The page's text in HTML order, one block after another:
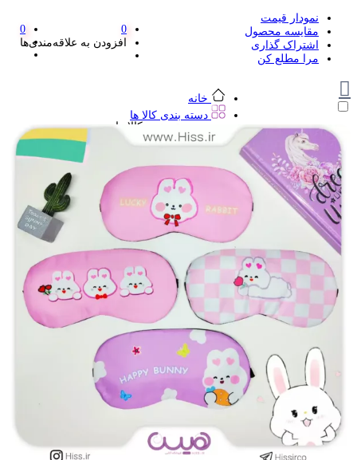
نمودار قیمت
مقایسه محصول
اشتراک گذاری
مرا مطلع کن
0
افزودن به علاقه‌مندی‌ها
0
خانه
دسته بندی کالا ها
دسته بندی کالا ها
لوازم تحریر و هنر
لوازم تحریر و هنر
مداد
پاک کن و غلط گیر
مداد تراش
اتود و نوک
روان نویس فانتزی
خودکار و خودکار فشاری
ماژیک ها
دفترچه یادداشت
استیکر
استیک نوت
خط کش و گونیا
کیف غذا
کوله پشتی
کاتر فانتزی
بوک مارک
ماشین حساب
قیچی
منگنه فانتزی
سرگرمی و آموزشی
فانتزی ها
برچسب استیکری
کاور A4 و پوشه فانتزی
تخته وایت برد
تخته شاسی